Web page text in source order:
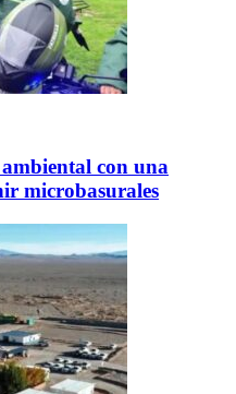
con una
microbasurales